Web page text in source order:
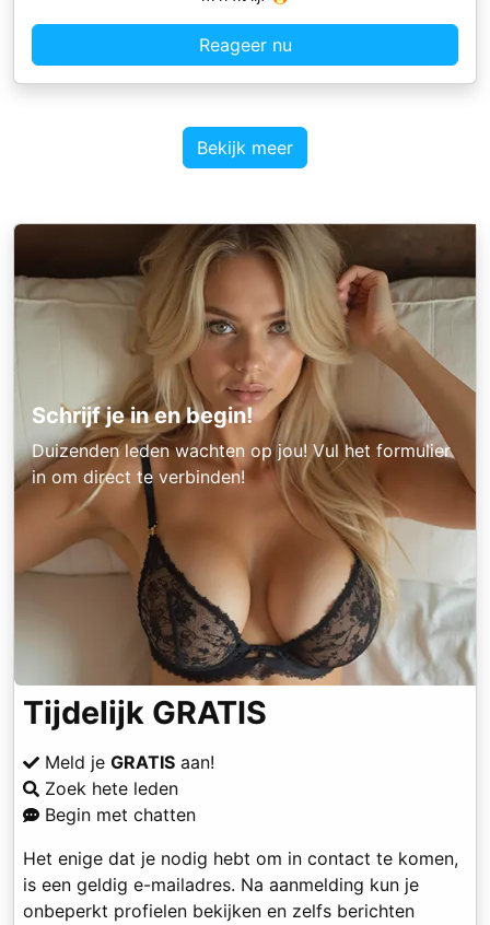
Reageer nu
Bekijk meer
Schrijf je in en begin!
Duizenden leden wachten op jou! Vul het formulier
in om direct te verbinden!
Tijdelijk GRATIS
Meld je GRATIS aan!
Zoek hete leden
Begin met chatten
Het enige dat je nodig hebt om in contact te komen,
is een geldig e-mailadres. Na aanmelding kun je
onbeperkt profielen bekijken en zelfs berichten